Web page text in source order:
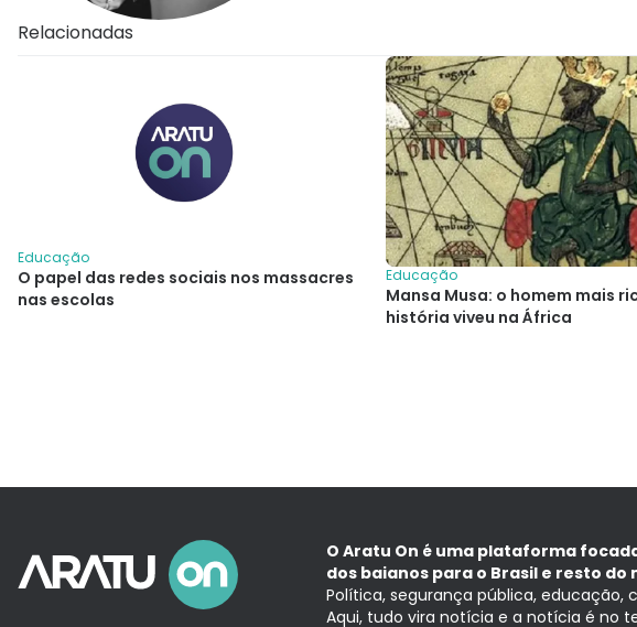
Relacionadas
Educação
O papel das redes sociais nos massacres
nas escolas
Educação
Mansa Musa: o homem mais
história viveu na África
O Aratu On é uma plataforma
dos baianos para o Brasil e resto do
Política, segurança pública, educação,
Aqui, tudo vira notícia e a notícia é no